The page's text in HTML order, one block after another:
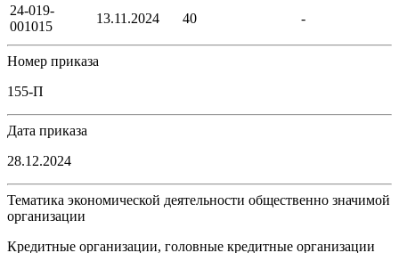
24-019-
001015
13.11.2024 40 -
Номер приказа
155-П
Дата приказа
28.12.2024
Тематика экономической деятельности общественно значимой
организации
Кредитные организации, головные кредитные организации